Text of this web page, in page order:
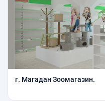
г. Магадан Зоомагазин.